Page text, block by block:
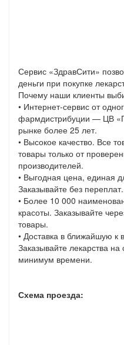
Сервис «ЗдравСити»
деньги при покупке
Почему наши клиенты
• Интернет-сервис от
фармдистрибуции — ЦВ
рынке более 25 лет.
• Высокое качество. Все
товары только от
производителей.
• Выгодная цена, единая
Заказывайте без переплат.
• Более 10 000
красоты. Заказывайте
товары.
• Доставка в ближайшую к
Заказывайте лекарства на
минимум времени.
Схема проезда: